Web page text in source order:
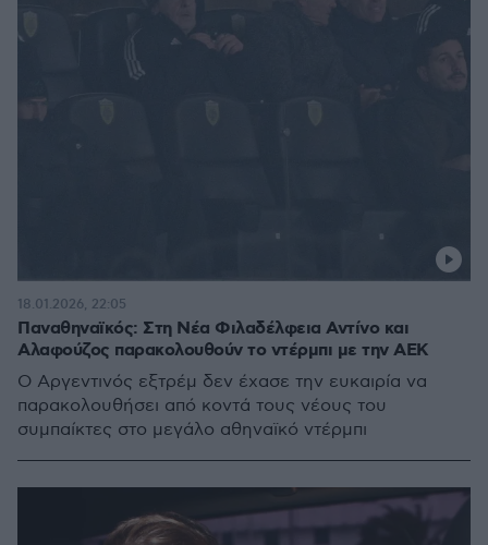
Παναθηναϊκός: Στη Νέα Φιλαδέλφεια Αντίνο και
Αλαφούζος παρακολουθούν το ντέρμπι με την ΑΕΚ
Ο Αργεντινός εξτρέμ δεν έχασε την ευκαιρία να
παρακολουθήσει από κοντά τους νέους του
συμπαίκτες στο μεγάλο αθηναϊκό ντέρμπι
18.01.2026, 22:05